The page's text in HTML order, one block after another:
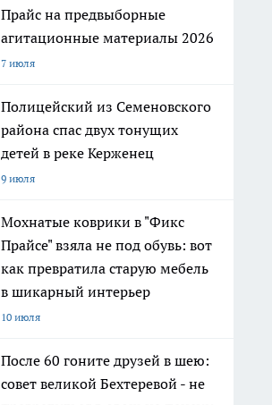
Прайс на предвыборные
агитационные материалы 2026
7 июля
Полицейский из Семеновского
района спас двух тонущих
детей в реке Керженец
9 июля
Мохнатые коврики в "Фикс
Прайсе" взяла не под обувь: вот
как превратила старую мебель
в шикарный интерьер
10 июля
После 60 гоните друзей в шею:
совет великой Бехтеревой - не